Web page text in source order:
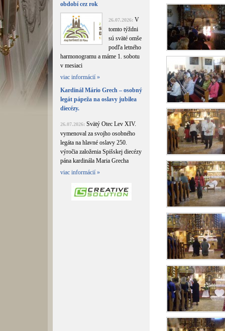
období cez rok
26.07.2026: V
tomto týždni
sú sväté omše
podľa letného
harmonogramu a máme 1. sobotu
v mesiaci
viac informácií »
Kardinál Mário Grech – osobný
legát pápeža na oslavy jubilea
diecézy.
26.07.2026: Svätý Otec Lev XIV.
vymenoval za svojho osobného
legáta na hlavné oslavy 250.
výročia založenia Spišskej diecézy
pána kardinála Maria Grecha
viac informácií »